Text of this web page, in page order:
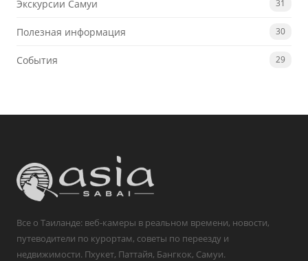
Экскурсии Самуи 31
Полезная информация 30
События 29
Все о Таиланде: веб-камеры в реальном времени, новости,
путеводители по курортам, советы по переезду и
недвижимости. Пхукет, Паттайя, Бангкок, Самуи.